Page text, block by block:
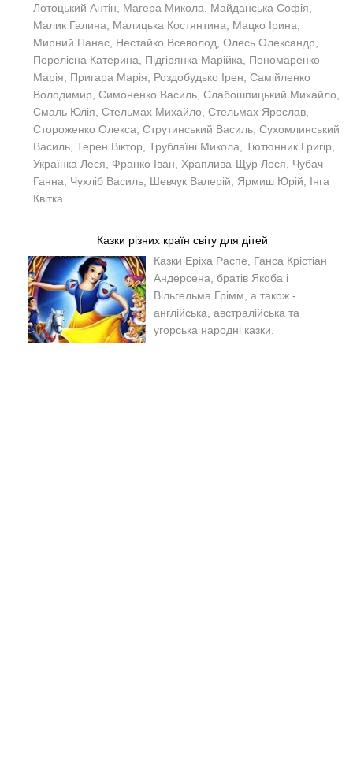
Лотоцький Антін, Магера Микола, Майданська Софія,
Малик Галина, Малицька Костянтина, Мацко Ірина,
Мирний Панас, Нестайко Всеволод, Олесь Олександр,
Перелісна Катерина, Підгірянка Марійка, Пономаренко
Марія, Пригара Марія, Роздобудько Ірен, Самійленко
Володимир, Симоненко Василь, Слабошпицький Михайло,
Смаль Юлія, Стельмах Михайло, Стельмах Ярослав,
Стороженко Олекса, Струтинський Василь, Сухомлинський
Василь, Терен Віктор, Трублаїні Микола, Тютюнник Григір,
Українка Леся, Франко Іван, Храплива-Щур Леся, Чубач
Ганна, Чухліб Василь, Шевчук Валерій, Ярмиш Юрій, Інга
Квітка.
Казки різних країн світу для дітей
Казки Еріха Распе, Ганса Крістіан
Андерсена, братів Якоба і
Вільгельма Грімм, а також -
англійська, австралійська та
угорська народні казки.